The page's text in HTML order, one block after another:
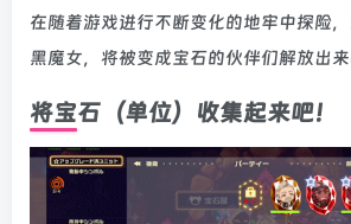
在随着游戏进行不断变化的地牢中探险
黑魔女，将被变成宝石的伙伴们解放出来
将宝石（单位）收集起来吧！